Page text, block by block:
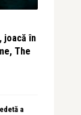
joacă în
The
a